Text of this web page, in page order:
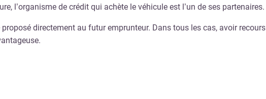
l’organisme de crédit qui achète le véhicule est l’un de ses partenaires.
directement au futur emprunteur. Dans tous les cas, avoir